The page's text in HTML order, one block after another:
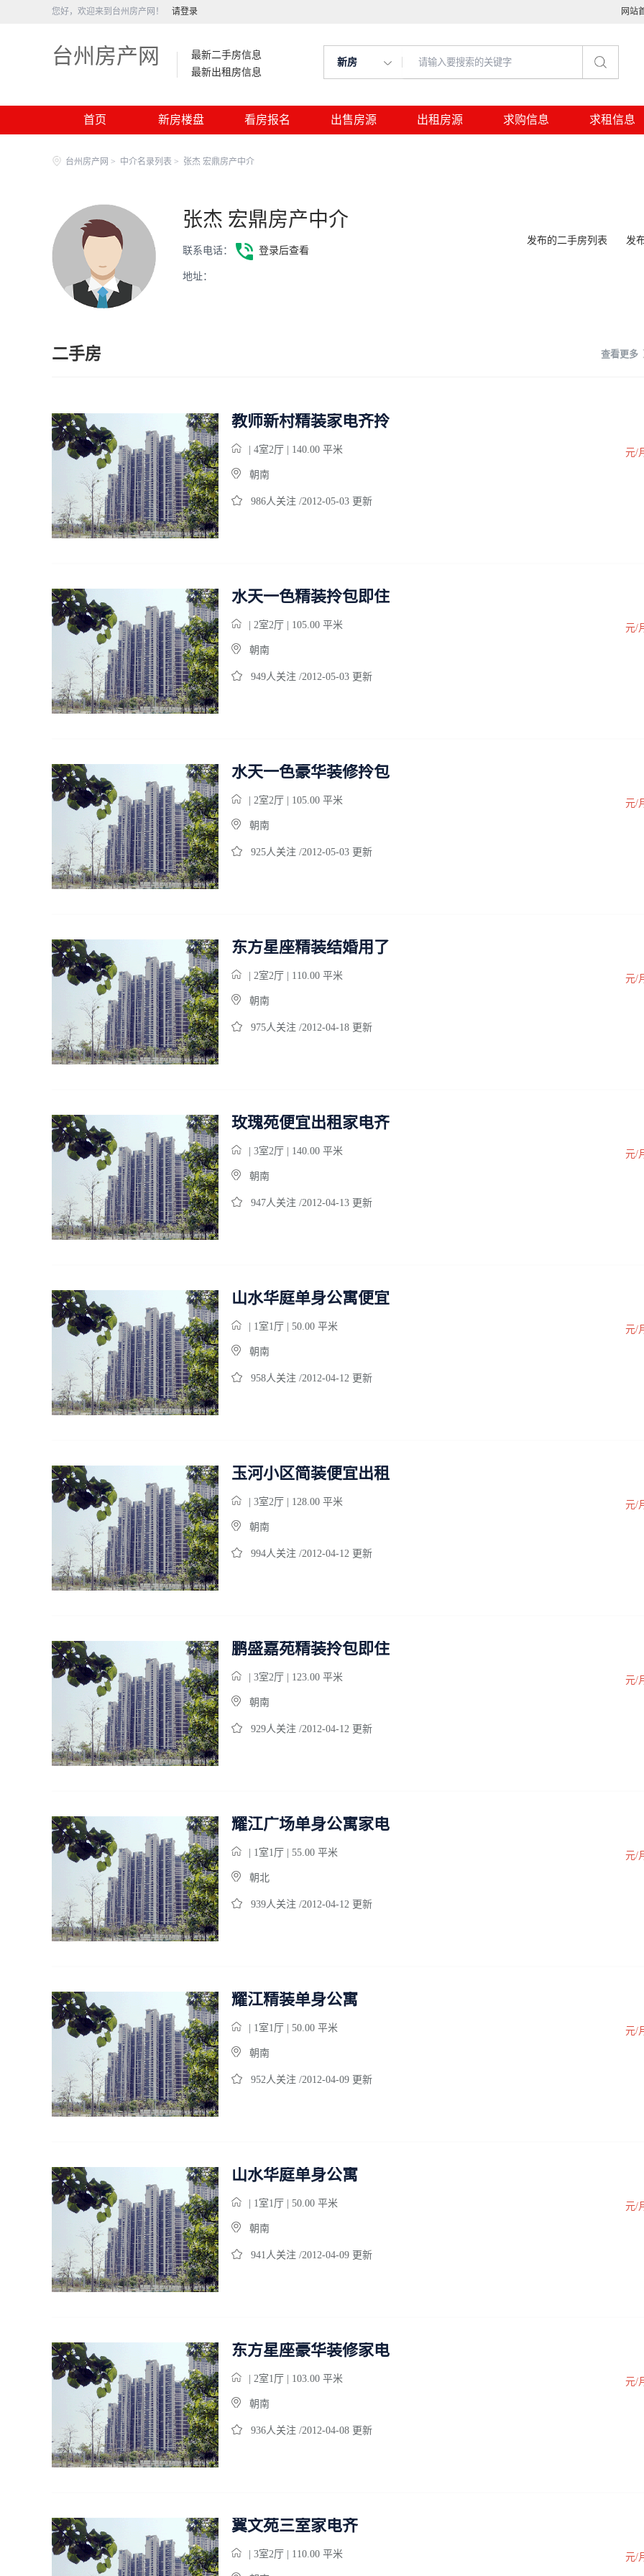
您好，欢迎来到台州房产网！ 请登录 网站
台州房产网
最新二手房信息
最新出租房信息
新房
首页 新房楼盘 看房报名 出售房源 出租房源 求购信息 求租信息
台州房产网 > 中介名录列表 > 张杰 宏鼎房产中介
张杰 宏鼎房产中介
联系电话： 登录后查看
地址：
发布的二手房列表 发
二手房 查看更多
教师新村精装家电齐拎
| 4室2厅 | 140.00 平米
朝南
986人关注 /2012-05-03 更新
元/
水天一色精装拎包即住
| 2室2厅 | 105.00 平米
朝南
949人关注 /2012-05-03 更新
元/
水天一色豪华装修拎包
| 2室2厅 | 105.00 平米
朝南
925人关注 /2012-05-03 更新
元/
东方星座精装结婚用了
| 2室2厅 | 110.00 平米
朝南
975人关注 /2012-04-18 更新
元/
玫瑰苑便宜出租家电齐
| 3室2厅 | 140.00 平米
朝南
947人关注 /2012-04-13 更新
元/
山水华庭单身公寓便宜
| 1室1厅 | 50.00 平米
朝南
958人关注 /2012-04-12 更新
元/
玉河小区简装便宜出租
| 3室2厅 | 128.00 平米
朝南
994人关注 /2012-04-12 更新
元/
鹏盛嘉苑精装拎包即住
| 3室2厅 | 123.00 平米
朝南
929人关注 /2012-04-12 更新
元/
耀江广场单身公寓家电
| 1室1厅 | 55.00 平米
朝北
939人关注 /2012-04-12 更新
元/
耀江精装单身公寓
| 1室1厅 | 50.00 平米
朝南
952人关注 /2012-04-09 更新
元/
山水华庭单身公寓
| 1室1厅 | 50.00 平米
朝南
941人关注 /2012-04-09 更新
元/
东方星座豪华装修家电
| 2室1厅 | 103.00 平米
朝南
936人关注 /2012-04-08 更新
元/
翼文苑三室家电齐
| 3室2厅 | 110.00 平米 元/